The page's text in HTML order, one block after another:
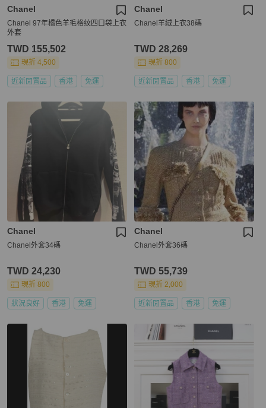
Chanel
Chanel 97年橘色羊毛格纹四口袋上衣
外套
TWD 155,502
現折 4,500
近新閒置品 香港 免運
Chanel
Chanel羊絨上衣38碼
TWD 28,269
現折 800
近新閒置品 香港 免運
Chanel
Chanel外套34碼
TWD 24,230
現折 800
狀況良好 香港 免運
Chanel
Chanel外套36碼
TWD 55,739
現折 2,000
近新閒置品 香港 免運